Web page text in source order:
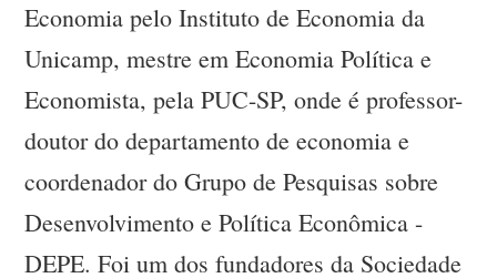
Economia pelo Instituto de Economia da
Unicamp, mestre em Economia Política e
Economista, pela PUC-SP, onde é professor-
doutor do departamento de economia e
coordenador do Grupo de Pesquisas sobre
Desenvolvimento e Política Econômica -
DEPE. Foi um dos fundadores da Sociedade